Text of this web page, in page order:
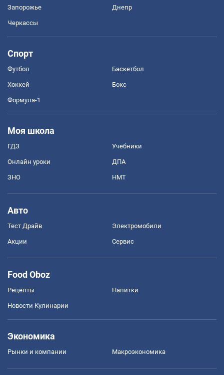
Запорожье Днепр
Черкассы
Спорт
Футбол Баскетбол
Хоккей Бокс
Формула-1
Моя школа
ГДЗ Учебники
Онлайн уроки ДПА
ЗНО НМТ
Авто
Тест Драйв Электромобили
Акции Сервис
Food Oboz
Рецепты Напитки
Новости Кулинарии
Экономика
Рынки и компании Mакроэкономика